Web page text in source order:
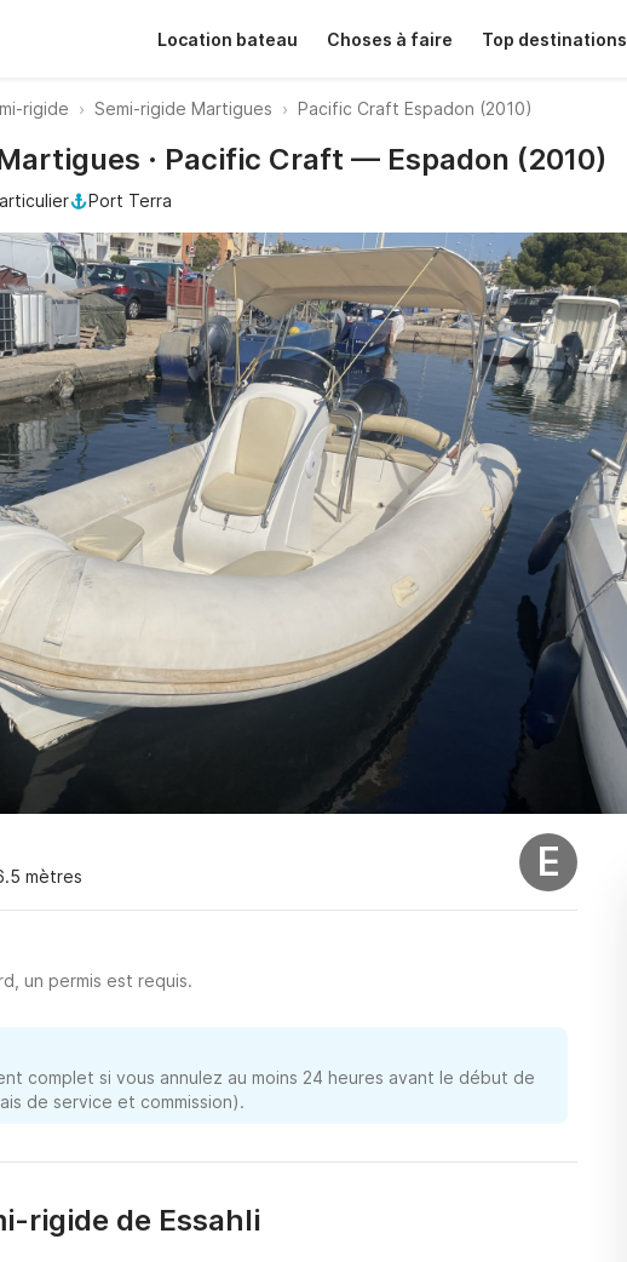
Location bateau Choses à faire Top destinations
rigide Semi-rigide Martigues Pacific Craft Espadon (2010)
· Pacific Craft — Espadon (2010)
Port Terra
mètres E
un permis est requis.
complet si vous annulez au moins 24 heures avant le début de
de service et commission).
rigide de Essahli